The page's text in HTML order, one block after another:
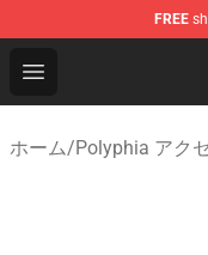
FREE
Open menu
Polyphia Shop -
ホーム/Polyphia アク